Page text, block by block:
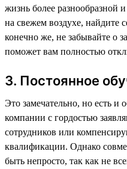
жизнь более разнообразной
на свежем воздухе, найдите
конечно же, не забывайте о
поможет вам полностью
3. Постоянное
Это замечательно, но есть и
компании с гордостью
сотрудников или
квалификации. Однако
быть непросто, так как не